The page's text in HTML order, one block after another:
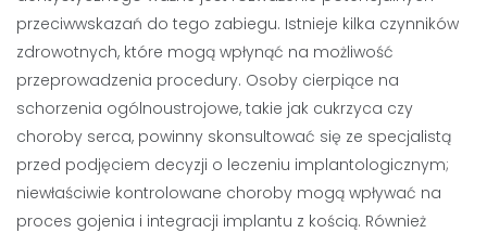
przeciwwskazań do tego zabiegu. Istnieje kilka czynników
zdrowotnych, które mogą wpłynąć na możliwość
przeprowadzenia procedury. Osoby cierpiące na
schorzenia ogólnoustrojowe, takie jak cukrzyca czy
choroby serca, powinny skonsultować się ze specjalistą
przed podjęciem decyzji o leczeniu implantologicznym;
niewłaściwie kontrolowane choroby mogą wpływać na
proces gojenia i integracji implantu z kością. Również